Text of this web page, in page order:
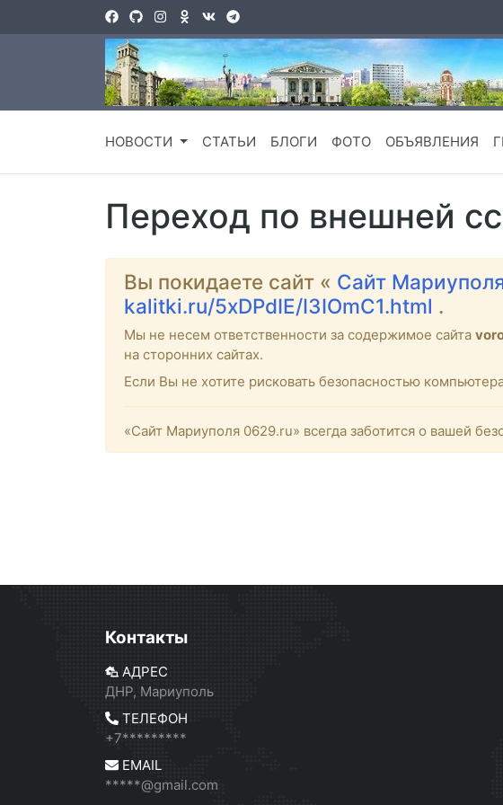
НОВОСТИ СТАТЬИ БЛОГИ ФОТО ОБЪЯВЛЕНИЯ
Переход по внешней
Вы покидаете сайт « Сайт
kalitki.ru/5xDPdIE/I3IOmC1.html .
Мы не несем ответственности за содержимое сайта
на сторонних сайтах.
Если Вы не хотите рисковать безопасностью
«Сайт Мариуполя 0629.ru» всегда заботится о вашей
Контакты
АДРЕС
ДНР, Мариуполь
ТЕЛЕФОН
+7*********
EMAIL
*****@gmail.com